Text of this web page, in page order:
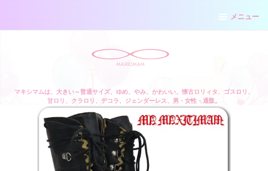
メニュー
マキシマムは、大きい～普通サイズ、ゆめ、やみ、かわいい、懐古ロリィタ、ゴスロリ、
甘ロリ、クラロリ、デコラ、ジェンダーレス、男・女性・通販。